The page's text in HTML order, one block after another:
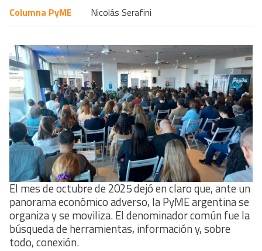
Columna PyME
Nicolás Serafini
El mes de octubre de 2025 dejó en claro que, ante un
panorama económico adverso, la PyME argentina se
organiza y se moviliza. El denominador común fue la
búsqueda de herramientas, información y, sobre
todo, conexión.